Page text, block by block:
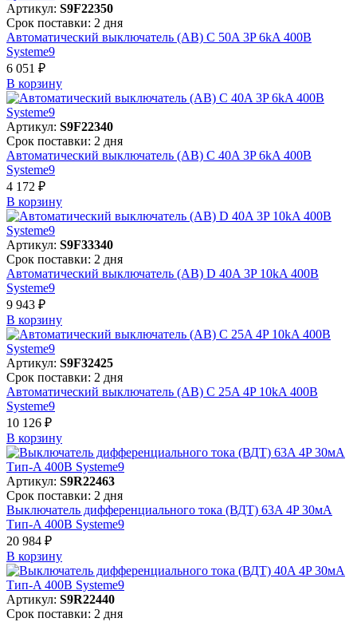
Артикул: S9F22350
Срок поставки: 2 дня
Автоматический выключатель (АВ) C 50A 3P 6kA 400В
Systeme9
6 051 ₽
В корзинy
Артикул: S9F22340
Срок поставки: 2 дня
Автоматический выключатель (АВ) C 40A 3P 6kA 400В
Systeme9
4 172 ₽
В корзинy
Артикул: S9F33340
Срок поставки: 2 дня
Автоматический выключатель (АВ) D 40A 3P 10kA 400В
Systeme9
9 943 ₽
В корзинy
Артикул: S9F32425
Срок поставки: 2 дня
Автоматический выключатель (АВ) C 25A 4P 10kA 400В
Systeme9
10 126 ₽
В корзинy
Артикул: S9R22463
Срок поставки: 2 дня
Выключатель дифференциального тока (ВДТ) 63A 4P 30мА
Тип-A 400В Systeme9
20 984 ₽
В корзинy
Артикул: S9R22440
Срок поставки: 2 дня